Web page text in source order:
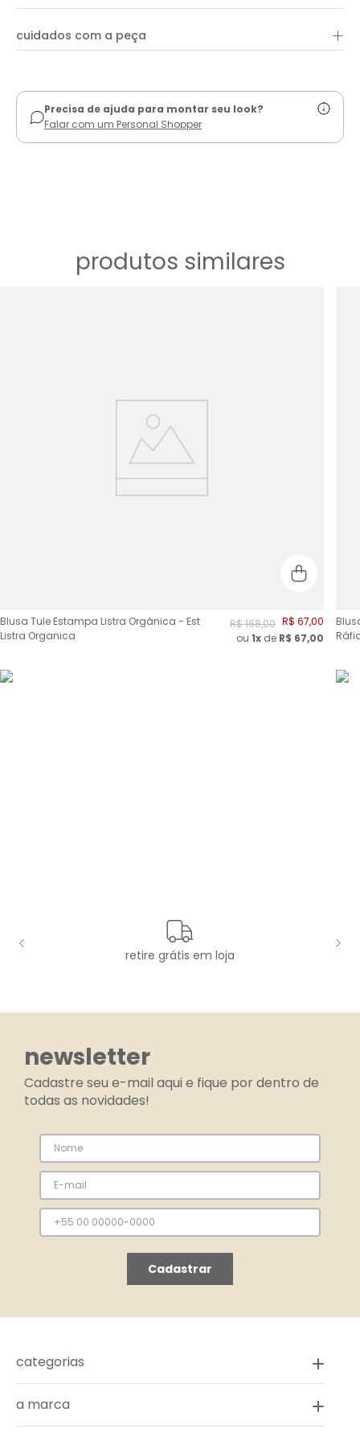
proporciona um ajuste perfeito ao corpo, garantindo estilo e
cuidados com a peça +
Precisa de ajuda para montar seu look?
Falar com um Personal Shopper
produtos similares
Blusa Tule Estampa Listra Orgânica - Est
Listra Organica
R$168,00 R$ 67,00
ou1x de R$ 67,00
retire grátis em loja
newsletter
Cadastre seu e-mail aqui e fique por dentro de
todas as novidades!
Cadastrar
categorias
novidades
vestidos
a marca